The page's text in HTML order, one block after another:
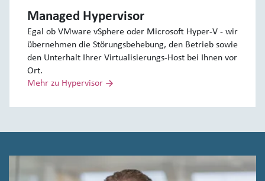
Managed Hypervisor
Egal ob VMware vSphere oder Microsoft Hyper-V - wir
übernehmen die Störungsbehebung, den Betrieb sowie
den Unterhalt Ihrer Virtualisierungs-Host bei Ihnen vor
Ort.
Mehr zu Hypervisor